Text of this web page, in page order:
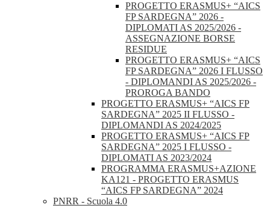
PROGETTO ERASMUS+ “AICS
FP SARDEGNA” 2026 -
DIPLOMATI AS 2025/2026 -
ASSEGNAZIONE BORSE
RESIDUE
PROGETTO ERASMUS+ “AICS
FP SARDEGNA” 2026 I FLUSSO
- DIPLOMANDI AS 2025/2026 -
PROROGA BANDO
PROGETTO ERASMUS+ “AICS FP
SARDEGNA” 2025 II FLUSSO -
DIPLOMANDI AS 2024/2025
PROGETTO ERASMUS+ “AICS FP
SARDEGNA” 2025 I FLUSSO -
DIPLOMATI AS 2023/2024
PROGRAMMA ERASMUS+AZIONE
KA121 - PROGETTO ERASMUS
“AICS FP SARDEGNA” 2024
PNRR - Scuola 4.0